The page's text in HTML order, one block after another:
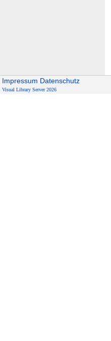
Impressum Datenschutz
Visual Library Server 2026